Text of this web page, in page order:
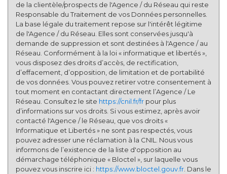
de la clientèle/prospects de l'Agence / du Réseau qui reste
Responsable du Traitement de vos Données personnelles.
La base légale du traitement repose sur l'intérêt légitime
de l'Agence / du Réseau. Elles sont conservées jusqu'à
demande de suppression et sont destinées à l'Agence / au
Réseau. Conformément à la loi « informatique et libertés »,
vous disposez des droits d’accès, de rectification,
d’effacement, d’opposition, de limitation et de portabilité
de vos données. Vous pouvez retirer votre consentement à
tout moment en contactant directement l’Agence / Le
Réseau. Consultez le site https://cnil.fr/fr pour plus
d’informations sur vos droits. Si vous estimez, après avoir
contacté l'Agence / le Réseau, que vos droits «
Informatique et Libertés » ne sont pas respectés, vous
pouvez adresser une réclamation à la CNIL. Nous vous
informons de l’existence de la liste d'opposition au
démarchage téléphonique « Bloctel », sur laquelle vous
pouvez vous inscrire ici : https://www.bloctel.gouv.fr. Dans le